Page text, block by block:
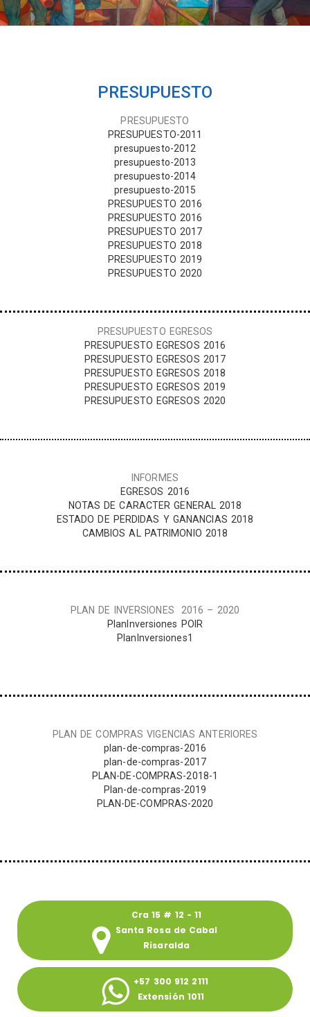
PRESUPUESTO
PRESUPUESTO
PRESUPUESTO-2011
presupuesto-2012
presupuesto-2013
presupuesto-2014
presupuesto-2015
PRESUPUESTO 2016
PRESUPUESTO 2016
PRESUPUESTO 2017
PRESUPUESTO 2018
PRESUPUESTO 2019
PRESUPUESTO 2020
PRESUPUESTO EGRESOS
PRESUPUESTO EGRESOS 2016
PRESUPUESTO EGRESOS 2017
PRESUPUESTO EGRESOS 2018
PRESUPUESTO EGRESOS 2019
PRESUPUESTO EGRESOS 2020
INFORMES
EGRESOS 2016
NOTAS DE CARACTER GENERAL 2018
ESTADO DE PERDIDAS Y GANANCIAS 2018
CAMBIOS AL PATRIMONIO 2018
PLAN DE INVERSIONES 2016 – 2020
PlanInversiones POIR
PlanInversiones1
PLAN DE COMPRAS VIGENCIAS ANTERIORES
plan-de-compras-2016
plan-de-compras-2017
PLAN-DE-COMPRAS-2018-1
Plan-de-compras-2019
PLAN-DE-COMPRAS-2020
Cra 15 # 12 - 11
Santa Rosa de Cabal
Risaralda
+57 300 912 2111
Extensión 1011